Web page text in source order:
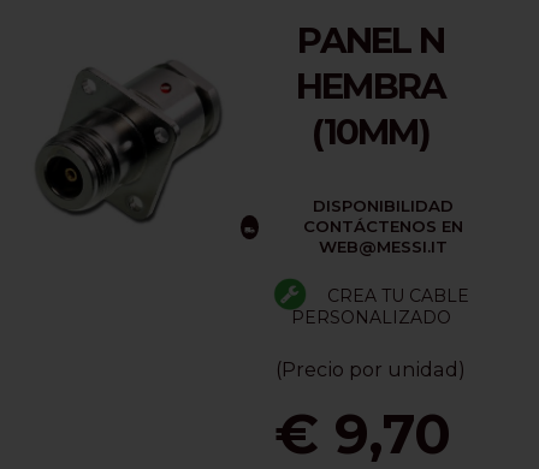
PANEL N
HEMBRA
(10MM)
DISPONIBILIDAD
CONTÁCTENOS EN
WEB@MESSI.IT
CREA TU CABLE
PERSONALIZADO
(Precio por unidad)
€ 9,70